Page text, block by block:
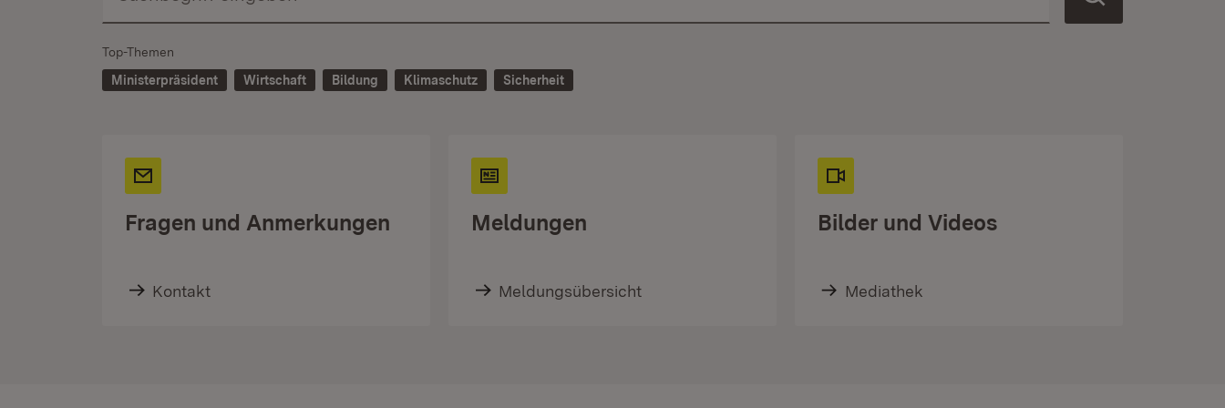
Top-Themen
Ministerpräsident
Wirtschaft Bildung Klimaschutz Sicherheit
Fragen und Anmerkungen
Kontakt
Meldungen
Meldungsübersicht
Bilder und Videos
Mediathek